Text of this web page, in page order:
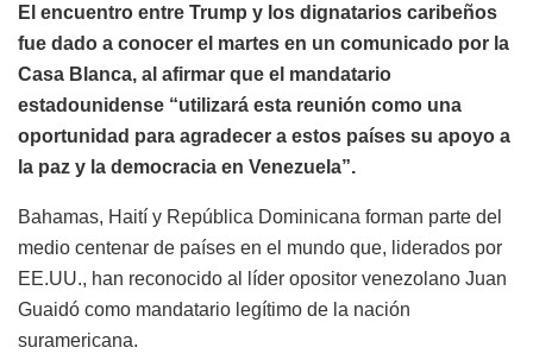
El encuentro entre Trump y los dignatarios caribeños
fue dado a conocer el martes en un comunicado por la
Casa Blanca, al afirmar que el mandatario
estadounidense “utilizará esta reunión como una
oportunidad para agradecer a estos países su apoyo a
la paz y la democracia en Venezuela”.
Bahamas, Haití y República Dominicana forman parte del
medio centenar de países en el mundo que, liderados por
EE.UU., han reconocido al líder opositor venezolano Juan
Guaidó como mandatario legítimo de la nación
suramericana.